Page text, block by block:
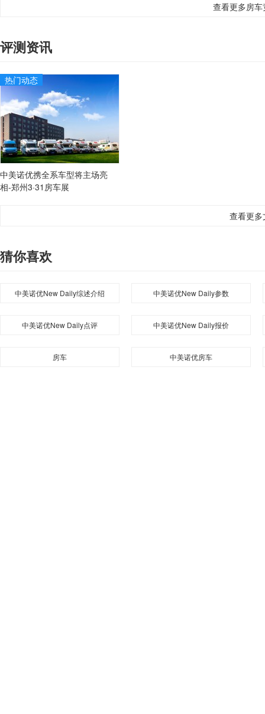
查看更多房
评测资讯
热门动态
中美诺优携全系车型将主场亮
相-郑州3·31房车展
查看更多
猜你喜欢
中美诺优New Daily综述介绍 中美诺优New Daily参数
中美诺优New Daily点评 中美诺优New Daily报价
房车 中美诺优房车